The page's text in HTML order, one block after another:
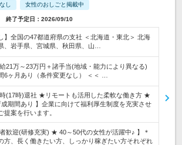
し 女性のおしごと掲載中
終了予定日：2026/09/10
】全国の47都道府県の支社 ＜北海道・東北＞ 北海
、岩手県、宮城県、秋田県、山…
21万～23万円＋諸手当(地域・能力により異なる)
6ヶ月あり（条件変更なし） ＜＜ …
時(17時)退社 ★リモートも活用した柔軟な働き方 ★
期間あり 】企業に向けて福利厚生制度を充実させ
提案を行います。
者歓迎(研修充実) ★ 40～50代の女性が活躍中♪ 】＊
方、長く働きたい方、しっかり稼ぎたい方それぞれ